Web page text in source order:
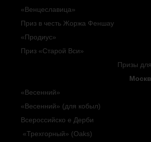
«Венцеславица»
Приз в честь Жоржа Феншау
«Продиус»
Приз «Старой Вси»
Призы для
«Весенний»
«Весенний» (для кобыл)
Всероссийско е Дерби
«Трехгорный» (Oaks)